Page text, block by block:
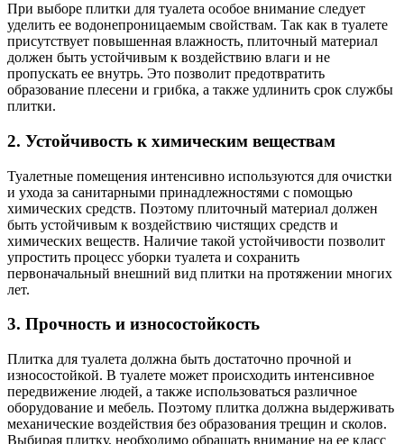
При выборе плитки для туалета особое внимание следует
уделить ее водонепроницаемым свойствам. Так как в туалете
присутствует повышенная влажность, плиточный материал
должен быть устойчивым к воздействию влаги и не
пропускать ее внутрь. Это позволит предотвратить
образование плесени и грибка, а также удлинить срок службы
плитки.
2. Устойчивость к химическим веществам
Туалетные помещения интенсивно используются для очистки
и ухода за санитарными принадлежностями с помощью
химических средств. Поэтому плиточный материал должен
быть устойчивым к воздействию чистящих средств и
химических веществ. Наличие такой устойчивости позволит
упростить процесс уборки туалета и сохранить
первоначальный внешний вид плитки на протяжении многих
лет.
3. Прочность и износостойкость
Плитка для туалета должна быть достаточно прочной и
износостойкой. В туалете может происходить интенсивное
передвижение людей, а также использоваться различное
оборудование и мебель. Поэтому плитка должна выдерживать
механические воздействия без образования трещин и сколов.
Выбирая плитку, необходимо обращать внимание на ее класс